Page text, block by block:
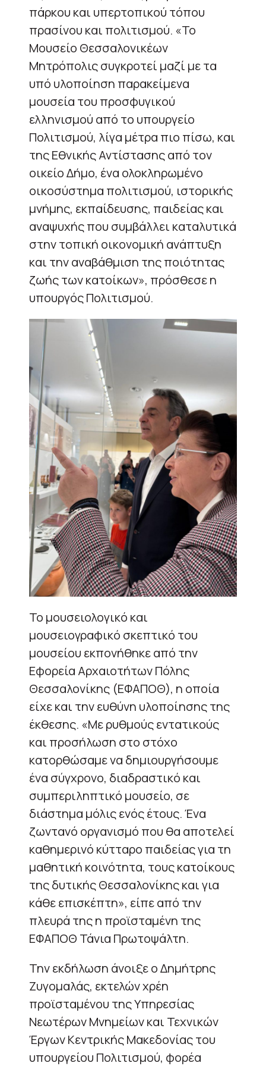
πάρκου και υπερτοπικού τόπου
πρασίνου και πολιτισμού. «Το
Μουσείο Θεσσαλονικέων
Μητρόπολις συγκροτεί μαζί με τα
υπό υλοποίηση παρακείμενα
μουσεία του προσφυγικού
ελληνισμού από το υπουργείο
Πολιτισμού, λίγα μέτρα πιο πίσω, και
της Εθνικής Αντίστασης από τον
οικείο Δήμο, ένα ολοκληρωμένο
οικοσύστημα πολιτισμού, ιστορικής
μνήμης, εκπαίδευσης, παιδείας και
αναψυχής που συμβάλλει καταλυτικά
στην τοπική οικονομική ανάπτυξη
και την αναβάθμιση της ποιότητας
ζωής των κατοίκων», πρόσθεσε η
υπουργός Πολιτισμού.
Το μουσειολογικό και
μουσειογραφικό σκεπτικό του
μουσείου εκπονήθηκε από την
Εφορεία Αρχαιοτήτων Πόλης
Θεσσαλονίκης (ΕΦΑΠΟΘ), η οποία
είχε και την ευθύνη υλοποίησης της
έκθεσης. «Με ρυθμούς εντατικούς
και προσήλωση στο στόχο
κατορθώσαμε να δημιουργήσουμε
ένα σύγχρονο, διαδραστικό και
συμπεριληπτικό μουσείο, σε
διάστημα μόλις ενός έτους. Ένα
ζωντανό οργανισμό που θα αποτελεί
καθημερινό κύτταρο παιδείας για τη
μαθητική κοινότητα, τους κατοίκους
της δυτικής Θεσσαλονίκης και για
κάθε επισκέπτη», είπε από την
πλευρά της η προϊσταμένη της
ΕΦΑΠΟΘ Τάνια Πρωτοψάλτη.
Την εκδήλωση άνοιξε ο Δημήτρης
Ζυγομαλάς, εκτελών χρέη
προϊσταμένου της Υπηρεσίας
Νεωτέρων Μνημείων και Τεχνικών
Έργων Κεντρικής Μακεδονίας του
υπουργείου Πολιτισμού, φορέα